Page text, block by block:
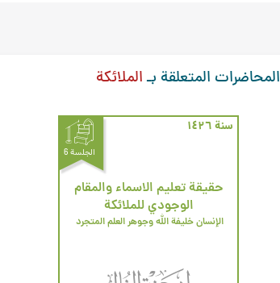
المحاضرات المتعلقة بـالملائكة
سنة ۱٤۲٦
الجلسة 6
حقيقة تعليم الاسماء والمقام
الوجودي للملائكة
الإنسان خليفة الله وجوهر العلم المتجرد